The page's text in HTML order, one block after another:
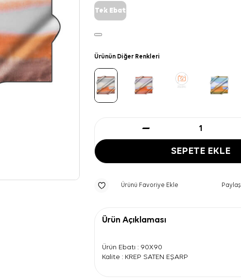
Tek Ebat
Ürünün Diğer Renkleri
SEPETE EKLE
Ürünü Favoriye Ekle Paylaş
Ürün Açıklaması
Ürün Ebatı : 90X90
Kalite : KREP SATEN EŞARP